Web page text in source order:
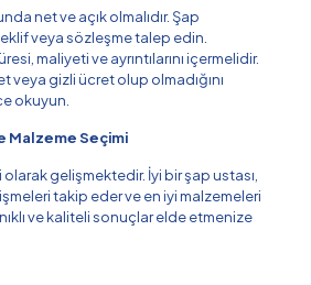
net ve açık olmalıdır. Şap
veya sözleşme talep edin.
maliyeti ve ayrıntılarını içermelidir.
veya gizli ücret olup olmadığını
okuyun.
Malzeme Seçimi
gelişmektedir. İyi bir şap ustası,
takip eder ve en iyi malzemeleri
ve kaliteli sonuçlar elde etmenize